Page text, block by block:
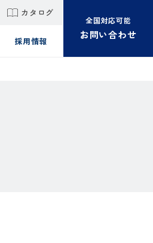
カタログ
採用情報
全国対応可能
お問い合わせ